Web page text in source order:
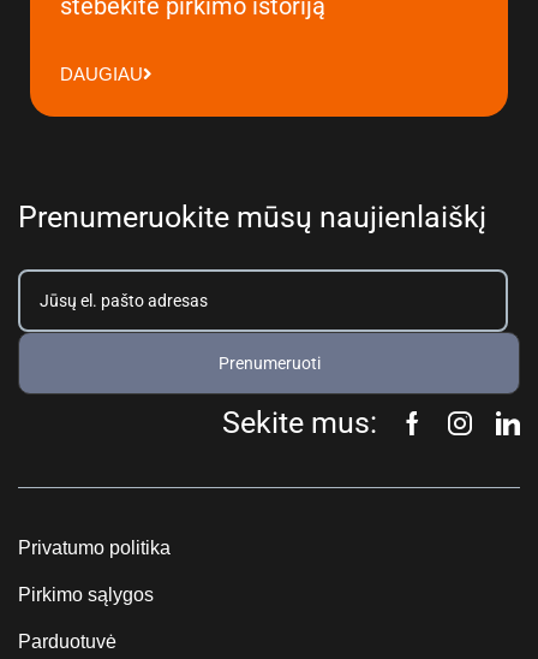
stebėkite pirkimo istoriją
DAUGIAU
Prenumeruokite mūsų naujienlaiškį
Prenumeruoti
Sekite mus:
Privatumo politika
Pirkimo sąlygos
Parduotuvė